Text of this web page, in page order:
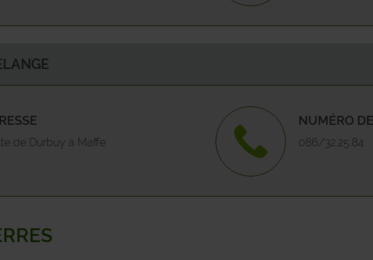
HASTIERE
JEMEPPE-SUR-SAMBRE
LA BRUYERE
de Durbuy à Maffe
NUMÉRO
086/32.25.84